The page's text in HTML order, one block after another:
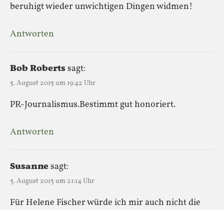
beruhigt wieder unwichtigen Dingen widmen!
Antworten
Bob Robertssagt:
5. August 2015 um 19:42 Uhr
PR-Journalismus.Bestimmt gut honoriert.
Antworten
Susannesagt:
5. August 2015 um 21:14 Uhr
Für Helene Fischer würde ich mir auch nicht die